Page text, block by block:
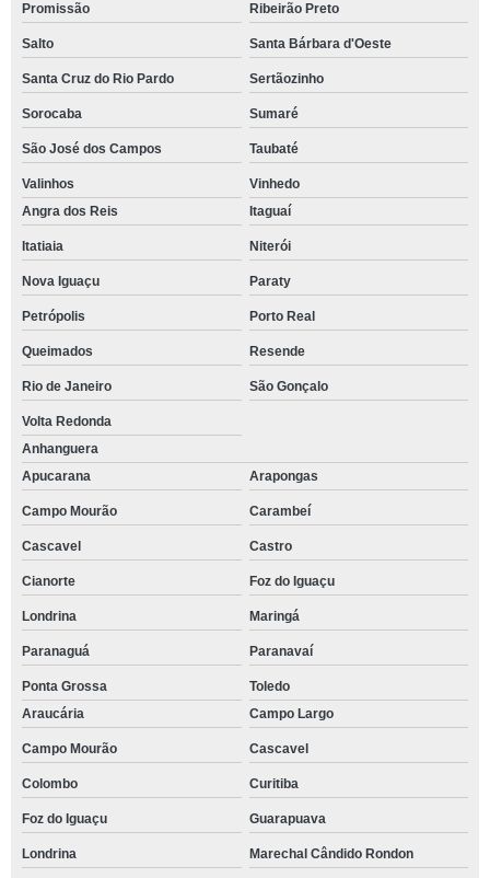
Promissão Ribeirão Preto
Salto Santa Bárbara d'Oeste
Santa Cruz do Rio Pardo Sertãozinho
Sorocaba Sumaré
São José dos Campos Taubaté
Valinhos
Vinhedo
Angra dos Reis
Itaguaí
Itatiaia Niterói
Nova Iguaçu Paraty
Petrópolis Porto Real
Queimados Resende
Rio de Janeiro São Gonçalo
Volta Redonda
Anhanguera
Apucarana
Arapongas
Campo Mourão Carambeí
Cascavel Castro
Cianorte Foz do Iguaçu
Londrina Maringá
Paranaguá Paranavaí
Ponta Grossa
Toledo
Araucária
Campo Largo
Campo Mourão Cascavel
Colombo Curitiba
Foz do Iguaçu Guarapuava
Londrina Marechal Cândido Rondon